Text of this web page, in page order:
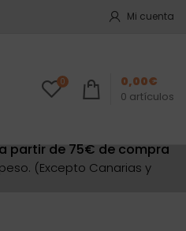
Mi cuenta
0
0 artículos
0,00€
a partir de 75€ de compra
(Excepto Canarias y